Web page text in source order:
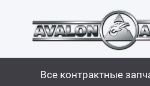
Все контрактные